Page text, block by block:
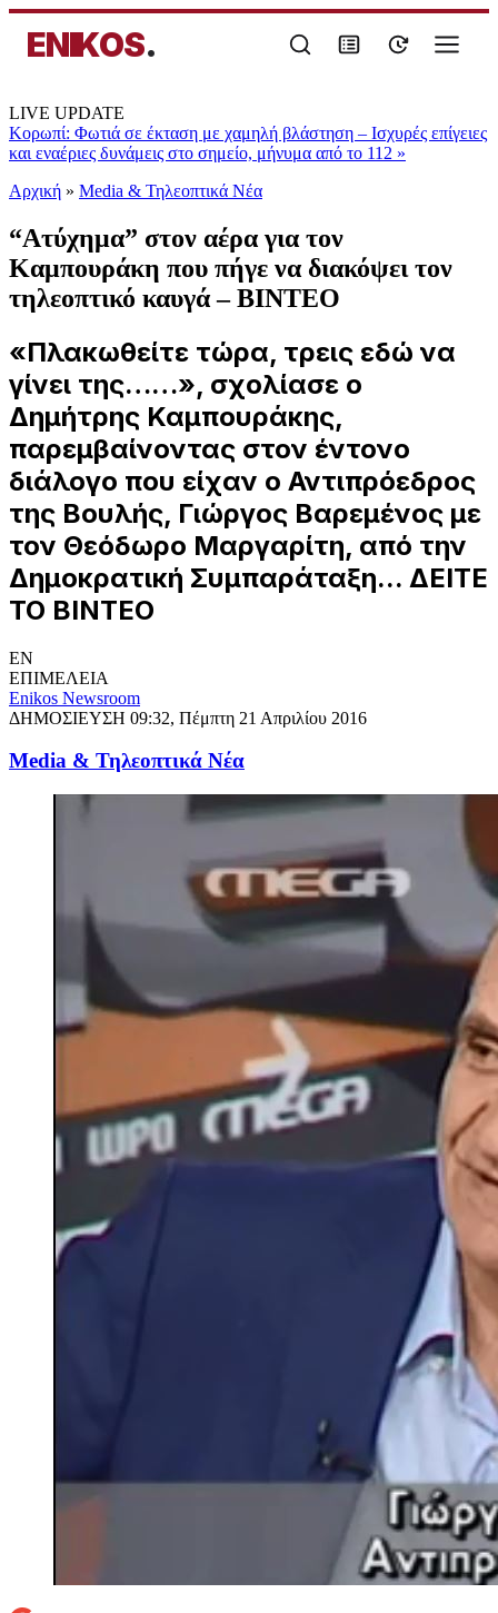
ENIKOS.
LIVE UPDATE
Κορωπί: Φωτιά σε έκταση με χαμηλή βλάστηση – Ισχυρές επίγειες
και εναέριες δυνάμεις στο σημείο, μήνυμα από το 112 »
Αρχική » Media & Τηλεοπτικά Νέα
“Ατύχημα” στον αέρα για τον
Καμπουράκη που πήγε να διακόψει τον
τηλεοπτικό καυγά – ΒΙΝΤΕΟ
«Πλακωθείτε τώρα, τρεις εδώ να
γίνει της……», σχολίασε ο
Δημήτρης Καμπουράκης,
παρεμβαίνοντας στον έντονο
διάλογο που είχαν ο Αντιπρόεδρος
της Βουλής, Γιώργος Βαρεμένος με
τον Θεόδωρο Μαργαρίτη, από την
Δημοκρατική Συμπαράταξη... ΔΕΙΤΕ
ΤΟ ΒΙΝΤΕΟ
EN
ΕΠΙΜΕΛΕΙΑ
Enikos Newsroom
ΔΗΜΟΣΙΕΥΣΗ 09:32, Πέμπτη 21 Απριλίου 2016
Media & Τηλεοπτικά Νέα